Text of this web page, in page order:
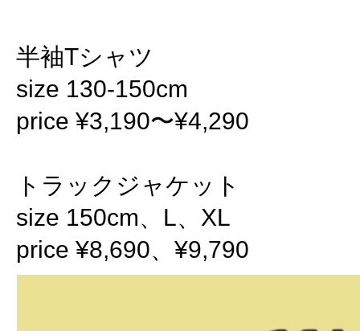
半袖Tシャツ
size 130-150cm
price ¥3,190〜¥4,290
トラックジャケット
size 150cm、L、XL
price ¥8,690、¥9,790